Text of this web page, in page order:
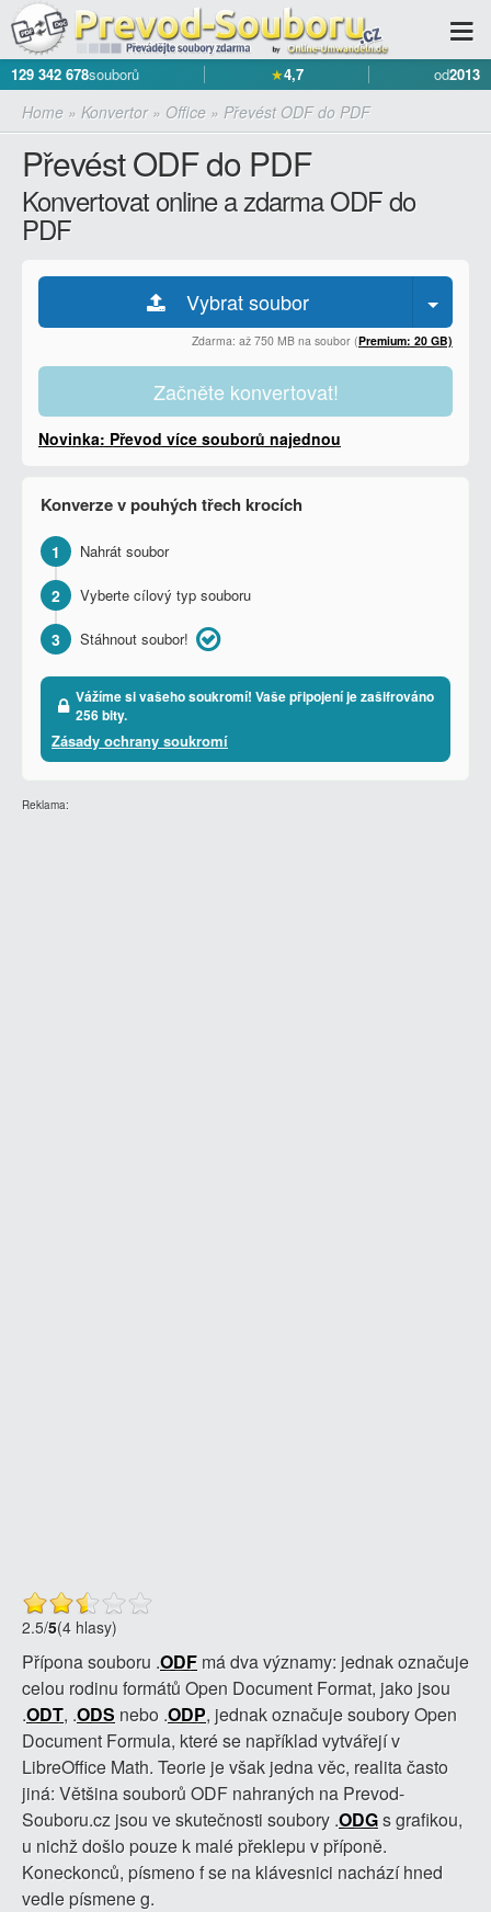
129 342 678souborů ★4,7 od2013
Home » Konvertor» Office » Převést ODF do PDF
Převést ODF do PDF
Konvertovat online a zdarma ODF do
PDF
Vybrat soubor
Zdarma: až 750 MB na soubor (Premium: 20 GB)
Začněte konvertovat!
Novinka: Převod více souborů najednou
Konverze v pouhých třech krocích
1 Nahrát soubor
2 Vyberte cílový typ souboru
3 Stáhnout soubor!
Vážíme si vašeho soukromí! Vaše připojení je zašifrováno
256 bity.
Zásady ochrany soukromí
Reklama:
2.5/5(4 hlasy)
Přípona souboru .ODF má dva významy: jednak označuje
celou rodinu formátů Open Document Format, jako jsou
.ODT, .ODS nebo .ODP, jednak označuje soubory Open
Document Formula, které se například vytvářejí v
LibreOffice Math. Teorie je však jedna věc, realita často
jiná: Většina souborů ODF nahraných na Prevod-
Souboru.cz jsou ve skutečnosti soubory .ODGs grafikou,
u nichž došlo pouze k malé překlepu v příponě.
Koneckonců, písmeno f se na klávesnici nachází hned
vedle písmene g.